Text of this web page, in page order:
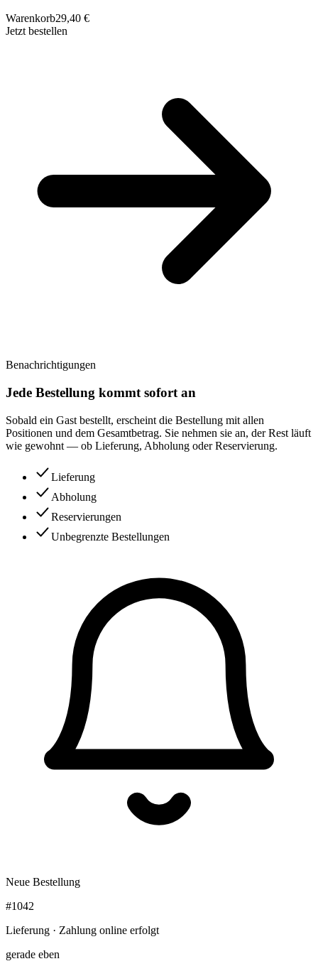
Warenkorb29,40 €
Jetzt bestellen
Benachrichtigungen
Jede Bestellung kommt sofort an
Sobald ein Gast bestellt, erscheint die Bestellung mit allen
Positionen und dem Gesamtbetrag. Sie nehmen sie an, der Rest läuft
wie gewohnt — ob Lieferung, Abholung oder Reservierung.
Lieferung
Abholung
Reservierungen
Unbegrenzte Bestellungen
Neue Bestellung
#1042
Lieferung · Zahlung online erfolgt
gerade eben